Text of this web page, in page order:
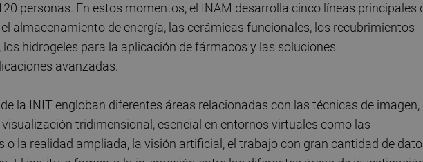
personas. En estos momentos, el INAM desarrolla cinco líneas principales
almacenamiento de energía, las cerámicas funcionales, los recubrimientos
hidrogeles para la aplicación de fármacos y las soluciones
avanzadas.
la INIT engloban diferentes áreas relacionadas con las técnicas de imagen,
tridimensional, esencial en entornos virtuales como las
o la realidad ampliada, la visión artificial, el trabajo con gran cantidad de